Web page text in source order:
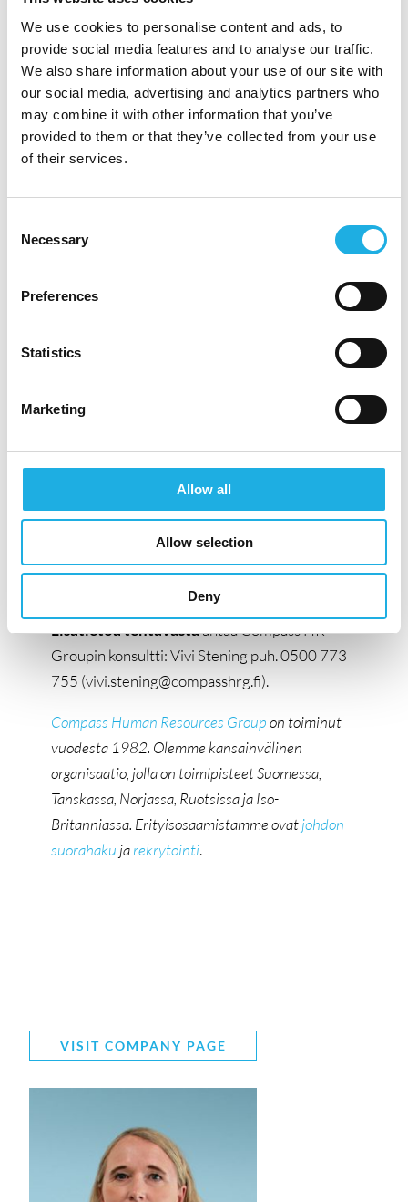
We use cookies to personalise content and ads, to
provide social media features and to analyse our traffic.
We also share information about your use of our site with
our social media, advertising and analytics partners who
may combine it with other information that you’ve
provided to them or that they’ve collected from your use
of their services.
Selection
Necessary
Preferences
Statistics
Marketing
Allow all
Allow selection
Deny
NIBE tarjoaa sinullepitkäaikaisen työpaikan,
ison kansainvälisen konsernin vakaat
tulevaisuuden näkymät ja mahdollisuuden olla
osa kestävää kehitystä. Meillä on avoin
organisaatio ja hyvähenkinen työyhteisö, jossa
tehtävässä onnistumistasi tuetaan. Pidämme
tarjoamalla hyviä työsuhde-etuja, kuten laajan
liikunta- ja lounasedut. Tehtävässä on kiinteä
vuosibonuksiin. Työtä tehdään Vantaan
Tule tekemään työtä paremman huomisen
lämpöä. Lähetä hakemuksesi
ansioluetteloineen ja palkkatoiveineen alla
olevan ”’Apply for position” painikkeen kautta.
Haku on auki 7.5. asti mutta aloitamme
hakemusten käsittelyn jo hakuaikana.
Lisätietoa tehtävästäantaa Compass HR
Groupin konsultti: Vivi Stening puh. 0500 773
755 (vivi.stening@compasshrg.fi).
Compass Human Resources Groupon toiminut
vuodesta 1982. Olemme kansainvälinen
organisaatio, jolla on toimipisteet Suomessa,
Tanskassa, Norjassa, Ruotsissa ja Iso-
Britanniassa. Erityisosaamistamme ovatjohdon
suorahaku jarekrytointi.
VISIT COMPANY PAGE